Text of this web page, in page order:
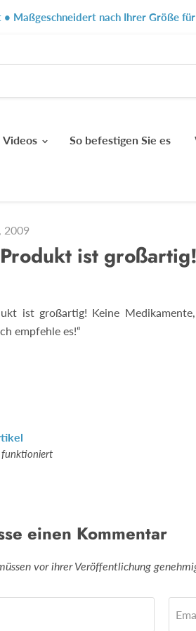
Maßgeschneidert nach Ihrer Größe
Videos So befestigen Sie es
2009
ist großartig!
ist großartig! Keine
empfehle es!“
funktioniert
einen Kommentar
vor ihrer Veröffentlichung